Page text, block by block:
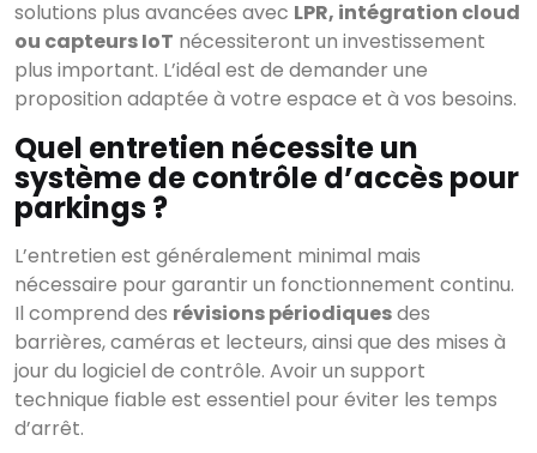
solutions plus avancées avec LPR, intégration cloud
ou capteurs IoT nécessiteront un investissement
plus important. L’idéal est de demander une
proposition adaptée à votre espace et à vos besoins.
Quel entretien nécessite un
système de contrôle d’accès pour
parkings ?
L’entretien est généralement minimal mais
nécessaire pour garantir un fonctionnement continu.
Il comprend des révisions périodiquesdes
barrières, caméras et lecteurs, ainsi que des mises à
jour du logiciel de contrôle. Avoir un support
technique fiable est essentiel pour éviter les temps
d’arrêt.